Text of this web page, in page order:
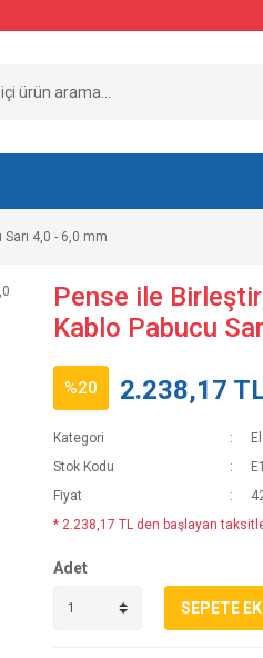
4,0 - 6,0 mm
Pense ile
Kablo Pabucu
%20 2.238,17
Kategori
Stok Kodu
Fiyat
* 2.238,17 TL den başlayan
Adet
SEPETE